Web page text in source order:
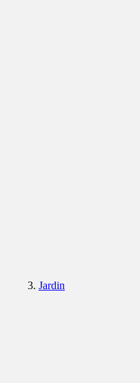
Jardin